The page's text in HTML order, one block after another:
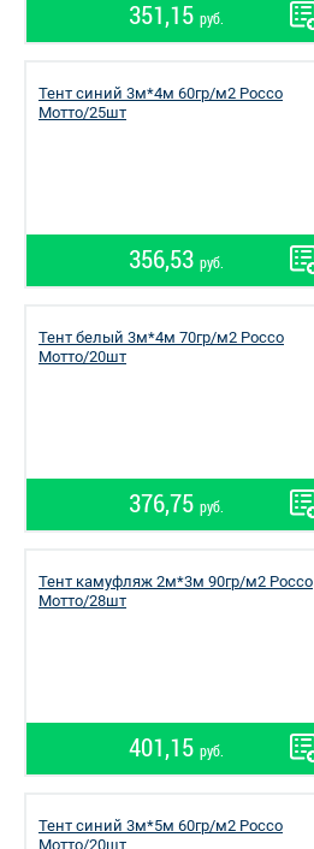
351,15 руб.
Тент синий 3м*4м 60гр/м2 Россо
Мотто/25шт
356,53 руб.
Тент белый 3м*4м 70гр/м2 Россо
Мотто/20шт
376,75 руб.
Тент камуфляж 2м*3м 90гр/м2 Россо
Мотто/28шт
401,15 руб.
Тент синий 3м*5м 60гр/м2 Россо
Мотто/20шт